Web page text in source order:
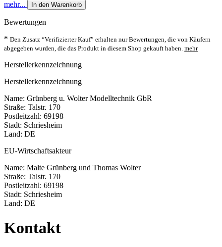
mehr... In den Warenkorb
Bewertungen
* Den Zusatz “Verifizierter Kauf” erhalten nur Bewertungen, die von Käufern
abgegeben wurden, die das Produkt in diesem Shop gekauft haben. mehr
Herstellerkennzeichnung
Herstellerkennzeichnung
Name: Grünberg u. Wolter Modelltechnik GbR
Straße: Talstr. 170
Postleitzahl: 69198
Stadt: Schriesheim
Land: DE
EU-Wirtschaftsakteur
Name: Malte Grünberg und Thomas Wolter
Straße: Talstr. 170
Postleitzahl: 69198
Stadt: Schriesheim
Land: DE
Kontakt